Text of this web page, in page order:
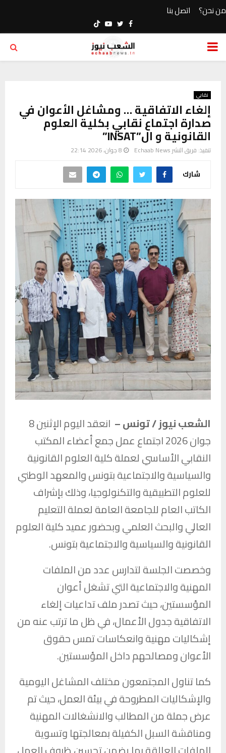
من نحن؟ اتصل بنا
Facebook
Twitter
Youtube
PRIMARY
نقابي
إلغاء الاتفاقية … ومشاغل الأعوان في
صدارة اجتماع نقابي بكلية العلوم
القانونية و ال”INSAT”
تنفيذ: فريق النشر Echaab News 8 جوان، 2026 22:14
شارك
الشعب نيوز / تونس –
انعقد اليوم الإثنين 8
جوان 2026 اجتماع عمل جمع أعضاء المكتب
النقابي الأساسي لعملة كلية العلوم القانونية
والسياسية والاجتماعية بتونس والمعهد الوطني
للعلوم التطبيقية والتكنولوجيا، وذلك بإشراف
الكاتب العام للجامعة العامة لعملة التعليم
العالي والبحث العلمي وبحضور عميد كلية العلوم
القانونية والسياسية والاجتماعية بتونس.
وخصصت الجلسة لتدارس عدد من الملفات
المهنية والاجتماعية التي تشغل أعوان
المؤسستين، حيث تصدر ملف تداعيات إلغاء
الاتفاقية جدول الأعمال، في ظل ما ترتب عنه من
إشكاليات مهنية وانعكاسات تمس حقوق
الأعوان ومصالحهم داخل المؤسستين.
كما تناول المجتمعون مختلف المشاغل اليومية
والإشكاليات المطروحة في بيئة العمل، حيث تم
عرض جملة من المطالب والانشغالات المهنية
ومناقشة السبل الكفيلة بمعالجتها وتسوية